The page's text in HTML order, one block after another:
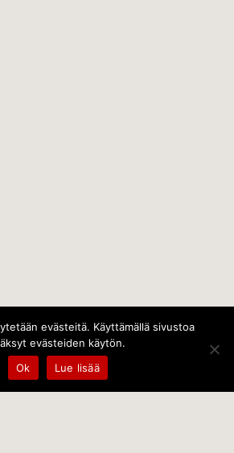
evästeitä. Käyttämällä sivustoa
evästeiden käytön.
Ok
Lue lisää